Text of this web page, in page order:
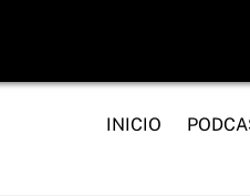
INICIO